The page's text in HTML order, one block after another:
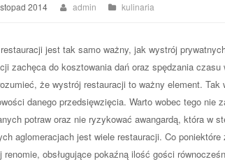
2014 admin kulinaria
jest tak samo ważny, jak wystrój
zachęca do kosztowania dań oraz spędzania
że wystrój restauracji to ważny element.
danego przedsięwzięcia. Warto wobec tego
potraw oraz nie ryzykować awangardą, która w
aglomeracjach jest wiele restauracji. Co
renomie, obsługujące pokaźną ilość gości